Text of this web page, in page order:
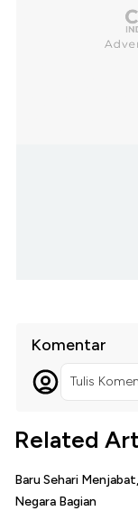
Komentar
Tulis
Related
Baru Sehari
Negara Bagian